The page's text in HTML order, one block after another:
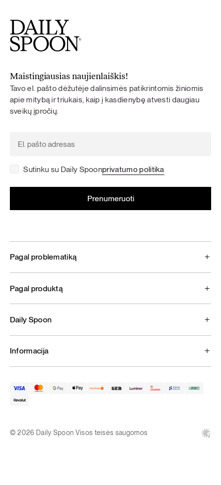
Maistingiausias naujienlaiškis!
Tavo el. pašto dėžutėje dalinsimės patikrintomis žiniomis
apie mitybą ir triukais, kaip į kasdienybę atvesti daugiau
sveikų įpročių.
Sutinku su Daily Spoonprivatumo politika
Pagal problematiką
Pagal produktą
Daily Spoon
Informacija
© 2026 Daily Spoon Visos teisės saugomos